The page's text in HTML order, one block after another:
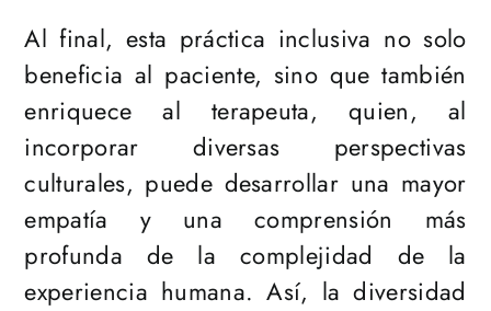
Al final, esta práctica inclusiva no solo
beneficia al paciente, sino que también
enriquece al terapeuta, quien, al
incorporar diversas perspectivas
culturales, puede desarrollar una mayor
empatía y una comprensión más
profunda de la complejidad de la
experiencia humana. Así, la diversidad